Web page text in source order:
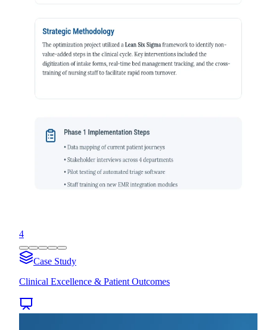
4
Case Study
Clinical Excellence & Patient Outcomes